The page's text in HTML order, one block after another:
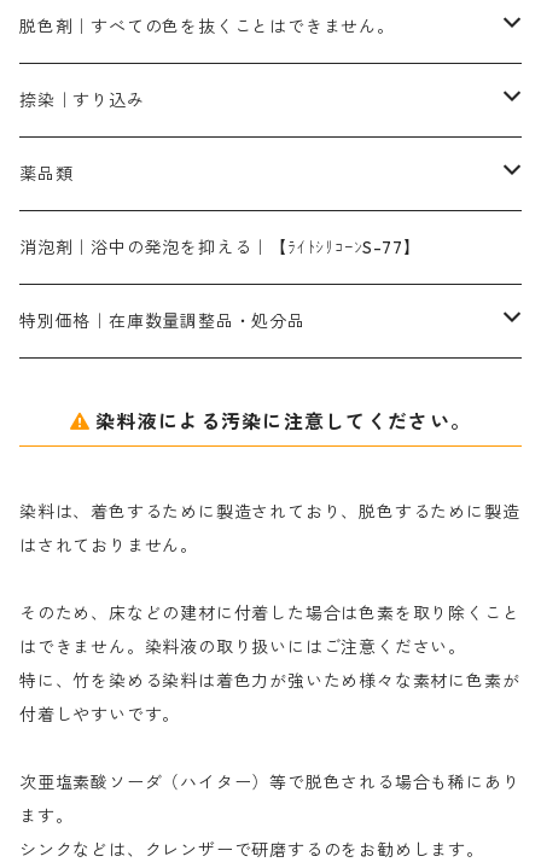
1kg
ローズMB｜鮮やかなピンク色）
スカイブルーMG｜緑みの空色
ターキスブルーHNG｜緑みの空色
ブラックMG（青みの黒色）
ネオホワイトR
片羽刷毛
洋型紙9番手｜中薄口｜約54cm×110cm
伸子
型洗いブラシ
芒硝｜綿・麻の染色に使用する。
アゾリン200％｜綿・麻・絹・羊毛・ナイロンの染色
レオニールEHC｜反応染料用
染料の浸透剤
ソルバライトS-70｜各種繊維の浸し染めに使用可能
染料の定着向上剤
ライトフィックスAコンク｜綿・麻もしくは直接染料で染めた素材
シルクフィックス３A｜絹の染料定着向上剤
アルカリ剤｜反応染料用
ソーダ灰
染料溶解剤
セレナゾールPDN｜各種染料の染料溶解剤
ネオポールB－300｜反応染料のソーピング剤
仕上げ剤｜柔軟・平滑剤
白場汚染防止剤
カルボキシメチルセルロース（CMC）
海藻系
たんぱく質系
化学糊（PVA）
防腐剤｜アルカリ性
脱色剤｜すべての色を抜くことはできません。
脱色剤
全体脱色｜ハイドロサルファイトコンク
部分脱色｜デグロリンSコンク
脱色助剤｜浸透・複色抑制剤
メイプロガムNP｜にじみ防止剤
アミラヂンD｜浸透・複色抑制剤
捺染｜すり込み
染料溶解剤｜染料の均一な浸透・吸着を補助する
捺染糊
メイプロガムNP（綿・麻・絹用｜直接・酸性・含金染料用）
白場汚染防止剤｜ソーピング剤｜水洗する際の再汚染防止剤
薬品類
ア行
カ行
ナ行
ハ行
マ行
消泡剤｜浴中の発泡を抑える｜【ﾗｲﾄｼﾘｺｰﾝS-77】
特別価格｜在庫数量調整品・処分品
粉末顔料
綿・麻を染める染料
絹・羊毛を染める染料
染料液による汚染に注意してください。
染料は、着色するために製造されており、脱色するために製造
はされておりません。
そのため、床などの建材に付着した場合は色素を取り除くこと
はできません。染料液の取り扱いにはご注意ください。
特に、竹を染める染料は着色力が強いため様々な素材に色素が
付着しやすいです。
次亜塩素酸ソーダ（ハイター）等で脱色される場合も稀にあり
ます。
シンクなどは、クレンザーで研磨するのをお勧めします。